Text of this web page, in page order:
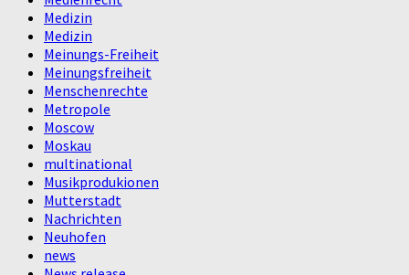
Medizin
Medizin
Meinungs-Freiheit
Meinungsfreiheit
Menschenrechte
Metropole
Moscow
Moskau
multinational
Musikprodukionen
Mutterstadt
Nachrichten
Neuhofen
news